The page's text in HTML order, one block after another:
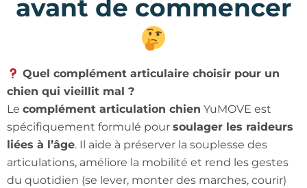
avant de commencer
Quel complément articulaire choisir pour un
chien qui vieillit mal ?
Le complément articulation chien YuMOVE est
spécifiquement formulé pour soulager les raideurs
liées à l’âge. Il aide à préserver la souplesse des
articulations, améliore la mobilité et rend les gestes
du quotidien (se lever, monter des marches, courir)